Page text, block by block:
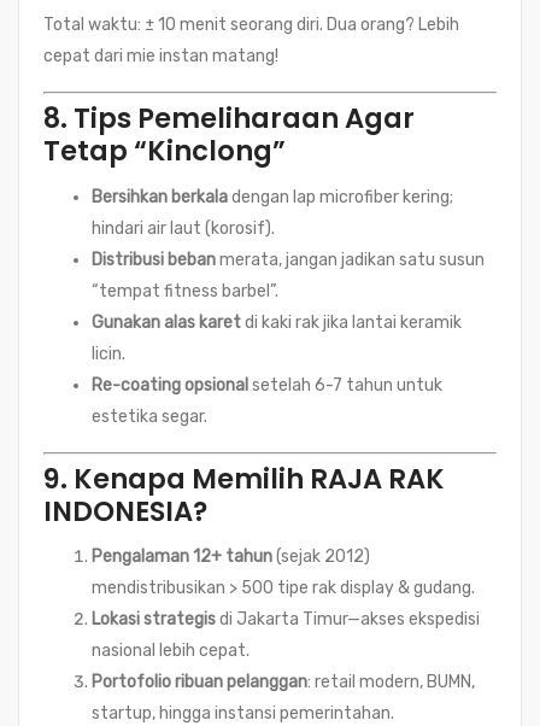
Total waktu: ± 10 menit seorang diri. Dua orang? Lebih
cepat dari mie instan matang!
8. Tips Pemeliharaan Agar
Tetap “Kinclong”
Bersihkan berkaladengan lap microfiber kering;
hindari air laut (korosif).
Distribusi bebanmerata, jangan jadikan satu susun
“tempat fitness barbel”.
Gunakan alas karetdi kaki rak jika lantai keramik
licin.
Re-coating opsional setelah 6-7 tahun untuk
estetika segar.
9. Kenapa Memilih RAJA RAK
INDONESIA?
Pengalaman 12+ tahun(sejak 2012)
mendistribusikan > 500 tipe rak display & gudang.
Lokasi strategisdi Jakarta Timur—akses ekspedisi
nasional lebih cepat.
Portofolio ribuan pelanggan: retail modern, BUMN,
startup, hingga instansi pemerintahan.